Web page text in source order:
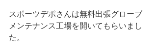
スポーツデポさんは無料出張グローブ
メンテナンス工場を開いてもらいまし
た。